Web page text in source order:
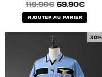
119.90€ 69.90€
AJOUTER AU PANIER
30%